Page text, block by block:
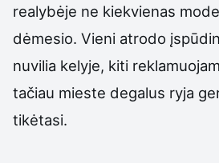
realybėje ne kiekvienas
dėmesio. Vieni atrodo
nuvilia kelyje, kiti
tačiau mieste degalus ryja
tikėtasi.